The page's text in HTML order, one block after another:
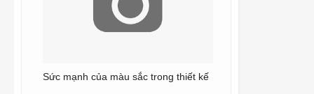
Sức mạnh của màu sắc trong thiết kế